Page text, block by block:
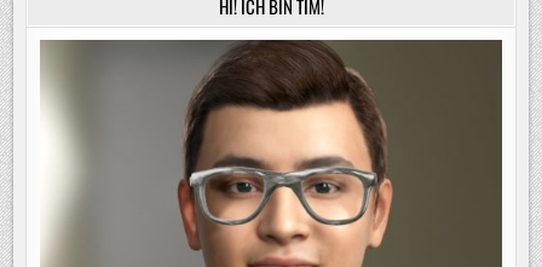
HI! ICH BIN TIM!